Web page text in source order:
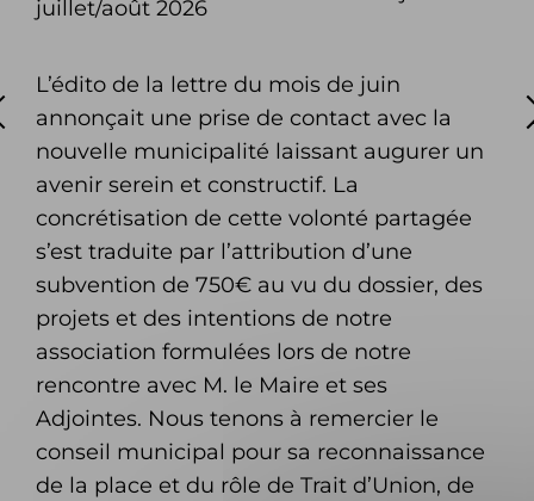
juillet/août 2026
L’édito de la lettre du mois de juin
annonçait une prise de contact avec la
nouvelle municipalité laissant augurer un
avenir serein et constructif. La
concrétisation de cette volonté partagée
s’est traduite par l’attribution d’une
subvention de 750€ au vu du dossier, des
projets et des intentions de notre
association formulées lors de notre
rencontre avec M. le Maire et ses
Adjointes. Nous tenons à remercier le
conseil municipal pour sa reconnaissance
de la place et du rôle de Trait d’Union, de